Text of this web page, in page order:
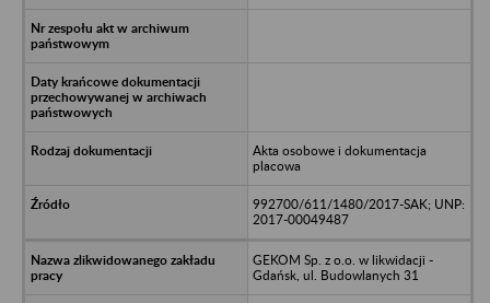
Akta osobowe i dokumentacja
placowa
992700/611/1480/2017-SAK; UNP:
2017-00049487
GEKOM Sp. z o.o. w likwidacji -
Gdańsk, ul. Budowlanych 31